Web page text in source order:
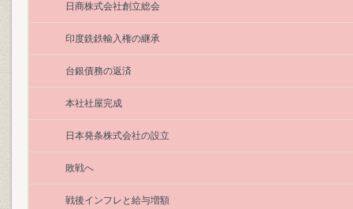
日商株式会社創立総会
印度銑鉄輸入権の継承
台銀債務の返済
本社社屋完成
日本発条株式会社の設立
敗戦へ
戦後インフレと給与増額